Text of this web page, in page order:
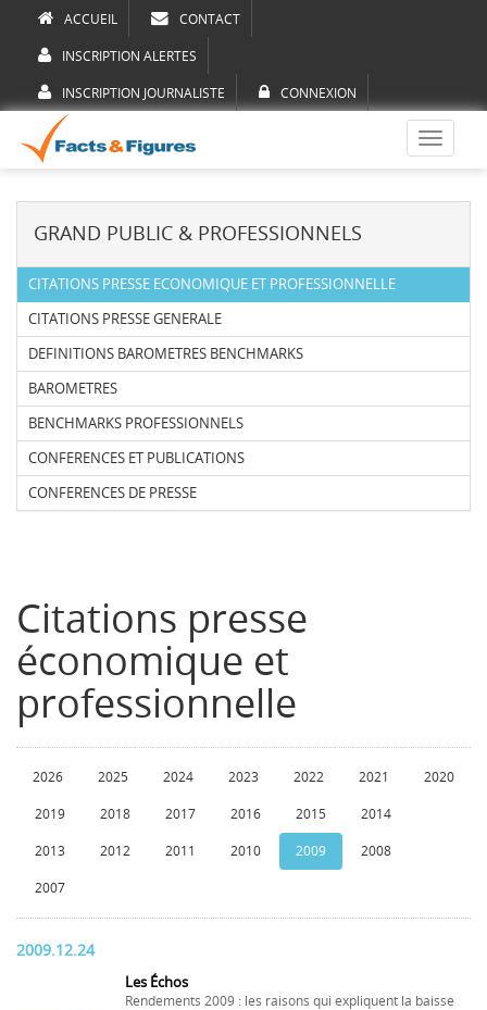
ACCUEIL CONTACT
INSCRIPTION ALERTES
INSCRIPTION JOURNALISTE CONNEXION
Toggle
GRAND PUBLIC & PROFESSIONNELS
CITATIONS PRESSE ECONOMIQUE ET PROFESSIONNELLE
CITATIONS PRESSE GENERALE
DEFINITIONS BAROMETRES BENCHMARKS
BAROMETRES
BENCHMARKS PROFESSIONNELS
CONFERENCES ET PUBLICATIONS
CONFERENCES DE PRESSE
Citations presse
économique et
professionnelle
2026 2025 2024 2023 2022 2021 2020
2019 2018 2017 2016 2015 2014
2013 2012 2011 2010 2009 2008
2007
2009.12.24
Les Échos
Rendements 2009 : les raisons qui expliquent la baisse